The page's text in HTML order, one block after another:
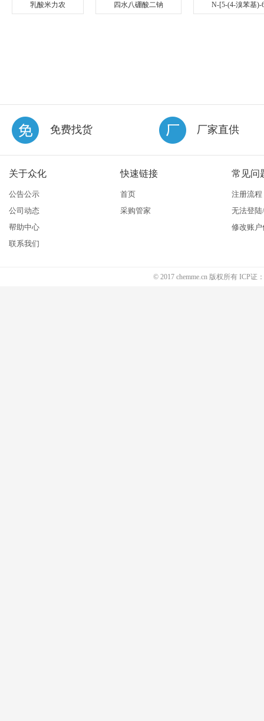
乳酸米力农 四水八硼酸二钠 N-[5-(4-溴苯基)-
免费找货 厂家直供
关于众化
公告公示
公司动态
帮助中心
联系我们
快速链接
首页
采购管家
常见问
注册流程
无法登
修改账户
© 2017 chemme.cn 版权所有 ICP证：